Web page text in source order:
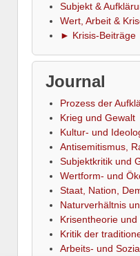
Subjekt &
Wert, Arbeit &
► Krisis-Beiträge
Journal
Prozess der
Krieg und Gewalt
Kultur- und
Antisemitismus,
Subjektkritik und
Wertform- und
Staat, Nation,
Naturverhältnis
Krisentheorie
Kritik der
Arbeits- und